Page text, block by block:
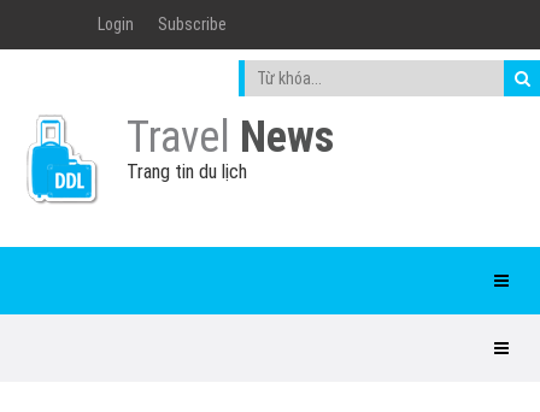
Login Subscribe
Travel News
Trang tin du lịch